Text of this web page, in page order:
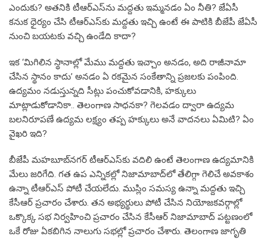
ఎందుకు? అతనికి టీఆర్‌ఎస్‌ను మద్దతు ఇమ్మనడం ఏం నీతి? జేఏసీ
కనుక ధైర్యం చేసి టీఆర్‌ఎస్‌కు మద్దతు ఇచ్చి ఉంటే ఈ పాటికి బీజేపీ జేఏసీ
నుంచి బయటకు వచ్చి ఉండేది కాదా?
ఇక ‘మిగిలిన స్థానాల్లో మేము మద్దతు ఇచ్చాం అనడం, అది రాజీనామా
చేసిన స్థానం కాదు’ అనడం ఏ రకమైన సంకేతాన్ని ప్రజలకు పంపింది.
ఉద్యమం నడుస్తున్నది సీట్లు పంచుకోవడానికి, హక్కులు
మాట్లాడుకోడానికా.. తెలంగాణ సాధనకా? గెలవడం ద్వారా ఉద్యమ
బలనిరూపణే ఉద్యమ లక్ష్యం తప్ప హక్కులు అనే వాదనలు ఏమిటి? ఏం
వైఖరి ఇది?
బీజేపీ మహబూబ్‌నగర్ టీఆర్‌ఎస్‌కు వదిలి ఉంటే తెలంగాణ ఉద్యమానికి
మేలు జరిగేది. గత ఉప ఎన్నికల్లో నిజామాబాద్‌లో తేలిగ్గా గెలిచే అవకాశం
ఉన్నా టీఆర్‌ఎస్ పోటీ చేయలేదు. ముస్లిం సమస్య ఉన్నా మద్దతు ఇచ్చి
కేసీఆర్ ప్రచారం చేశారు. తన అభ్యర్థులు పోటీ చేసిన నియోజకవర్గాల్లో
ఒక్కొక్క సభ నిర్వహించి ప్రచారం చేసిన కేసీఆర్ నిజామాబాద్ పట్టణంలో
ఒకే రోజు ఏకబిగిన నాలుగు సభల్లో ప్రచారం చేశారు. తెలంగాణ జాగృతి